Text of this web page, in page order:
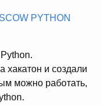
PYTHON
хакатон и создали
можно работать,